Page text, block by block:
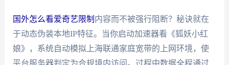
国外怎么看爱奇艺限制 内容而不被强行阻断？秘诀就在
于动态伪装本地IP特征。当你启动加速器看《狐妖小红
娘》，系统自动模拟上海联通家庭宽带的上网环境，使
平台服务器判定为合规境内访问。过程中数据全程通过